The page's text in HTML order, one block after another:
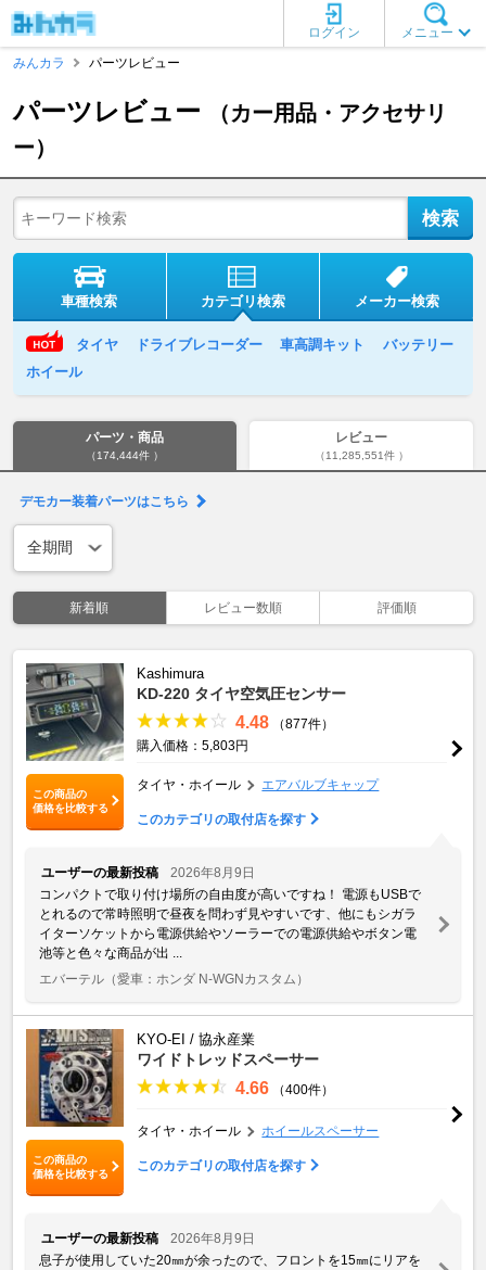
メニュー
ログイン
みんカラ
パーツレビュー
パーツレビュー
（カー用品・アクセサリ
ー）
車種検索 カテゴリ検索 メーカー検索
タイヤ ドライブレコーダー 車高調キット
バッテリー
ホイール
パーツ・商品
（174,444件 ）
レビュー
（11,285,551件 ）
デモカー装着パーツはこちら
新着順 レビュー数順 評価順
この商品の
価格を比較する
Kashimura
KD-220 タイヤ空気圧センサー
4.48
（877件）
購入価格：5,803円
タイヤ・ホイール エアバルブキャップ
このカテゴリの取付店を探す
ユーザーの最新投稿
2026年8月9日
コンパクトで取り付け場所の自由度が高いですね！ 電源もUSBで
とれるので常時照明で昼夜を問わず見やすいです、他にもシガラ
イターソケットから電源供給やソーラーでの電源供給やボタン電
池等と色々な商品が出 ...
エバーテル （愛車：ホンダ N-WGNカスタム）
この商品の
価格を比較する
KYO-EI / 協永産業
ワイドトレッドスペーサー
4.66 （400件）
タイヤ・ホイール ホイールスペーサー
このカテゴリの取付店を探す
ユーザーの最新投稿
2026年8月9日
息子が使用していた20㎜が余ったので、フロントを15㎜にリアを